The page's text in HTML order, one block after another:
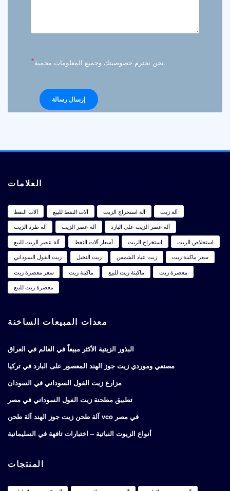
* نحن نحترم خصوصيتك وجميع المعلومات محمية.
العلامات
آلات النفط آلات النفط للبيع آلة استخراج الزيت
آلة زيت
آلة طرد الزيت
آلة عصر الزيت
آلة عصر الزيت على البارد
آلة عصر الزيت للبيع
أسعار آلات النفط استخراج الزيت
استخلاص الزيت
زيت الفول السوداني
زيت النخيل زيت عباد الشمس
سعر ماكينة زيت
سعر معصرة زيت
ماكينة زيت ماكينة زيت للبيع
معصرة زيت
معصرة زيت للبيع
معدات المبيعات الساخنة
البذور الزيتية الأكثر مبيعاً في العالم في العراق
مصنعي وموردي زيت جوز الهند المعصور على البارد في تركيا
مزارع زيت الفول السوداني في السودان
تطبيق مطحنة زيت الفول السوداني في مصر
آلة طحن زيت جوز الهند آلة طحن vco في مصر
أنواع الزيوت النباتية – اختبارات تافهة في السليمانية
المنتجات